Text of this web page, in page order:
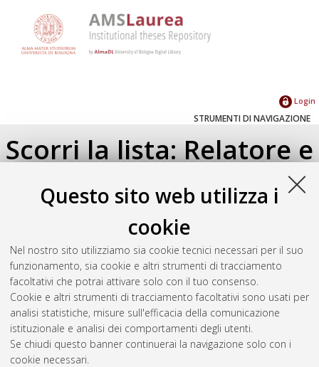
Questo sito web utilizza i
cookie
Nel nostro sito utilizziamo sia cookie tecnici necessari per il suo
funzionamento, sia cookie e altri strumenti di tracciamento
facoltativi che potrai attivare solo con il tuo consenso.
Cookie e altri strumenti di tracciamento facoltativi sono usati per
analisi statistiche, misure sull'efficacia della comunicazione
istituzionale e analisi dei comportamenti degli utenti.
Se chiudi questo banner continuerai la navigazione solo con i
cookie necessari.
Login
STRUMENTI DI NAVIGAZIONE
Scorri la lista: Relatore e
Correlatore
Seleziona un valore dall'elenco sottostante.
2025(1)
Atom
Rss 1.0
Rss 2.0